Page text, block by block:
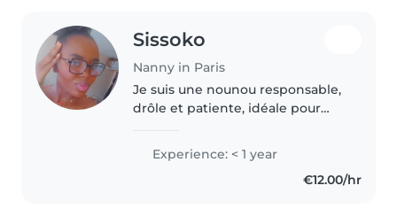
Sissoko
Nanny in Paris
Je suis une nounou responsable,
drôle et patiente, idéale pour
je n'ai pas d'expérience
professionnelle, mais je suis très
Experience: < 1 year
€12.00/hr